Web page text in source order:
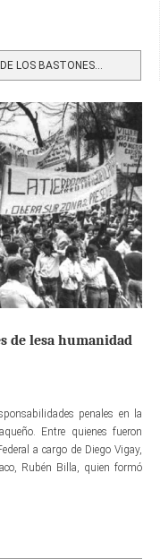
LOS BASTONES...
de lesa humanidad
penales en la
Entre quienes fueron
a cargo de Diego Vigay,
Rubén Billa, quien formó